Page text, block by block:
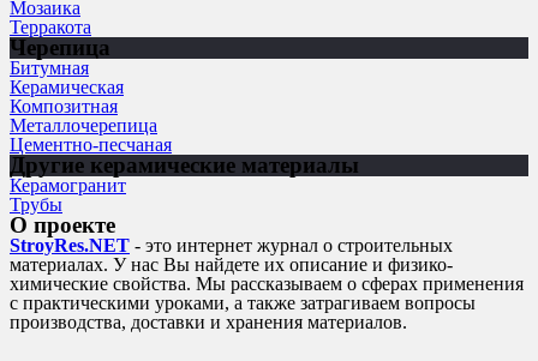
Мозаика
Терракота
Черепица
Битумная
Керамическая
Композитная
Металлочерепица
Цементно-песчаная
Другие керамические материалы
Керамогранит
Трубы
О проекте
StroyRes.NET - это интернет журнал о строительных
материалах. У нас Вы найдете их описание и физико-
химические свойства. Мы рассказываем о сферах применения
с практическими уроками, а также затрагиваем вопросы
производства, доставки и хранения материалов.